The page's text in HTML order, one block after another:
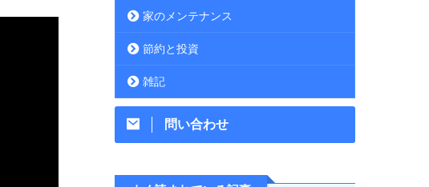
家のメンテナンス
節約と投資
雑記
問い合わせ